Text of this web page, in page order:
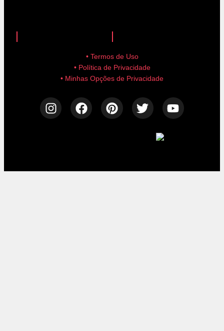
• Termos de Uso
• Política de Privacidade
• Minhas Opções de Privacidade